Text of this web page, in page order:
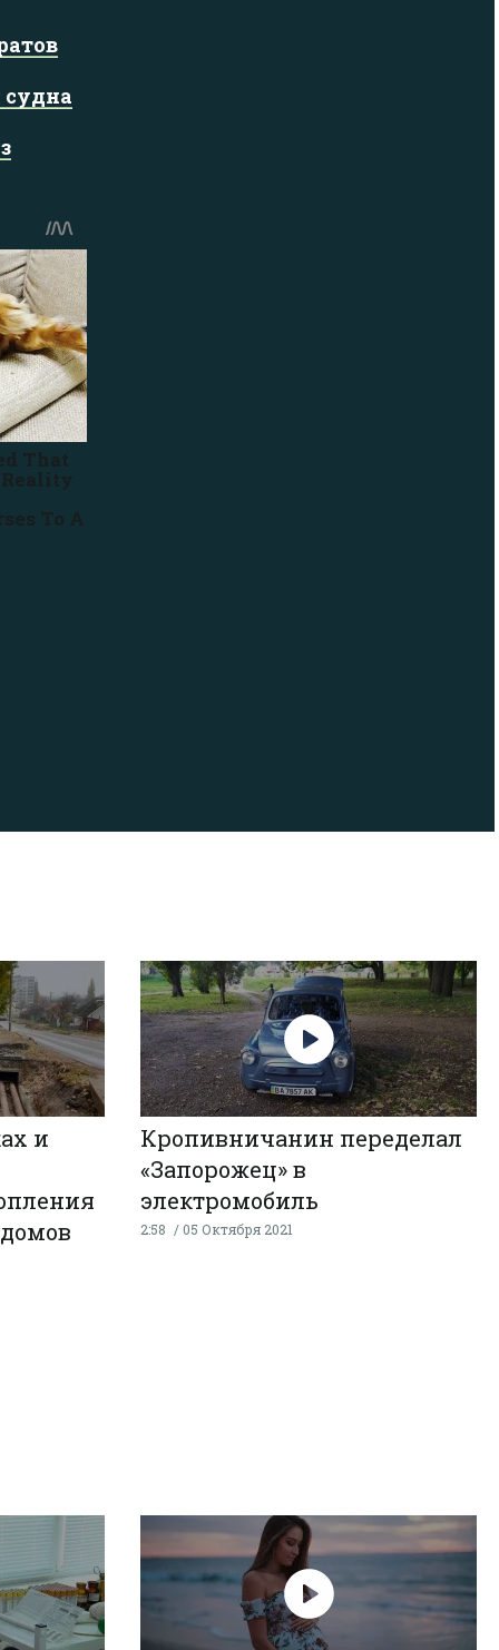
судна
и
Кропивничанин переделал
«Запорожец» в
электромобиль
2:58 05 Октября 2021